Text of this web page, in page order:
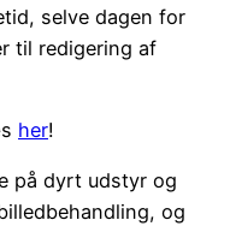
selve dagen for
til redigering af
her!
på dyrt udstyr og
og